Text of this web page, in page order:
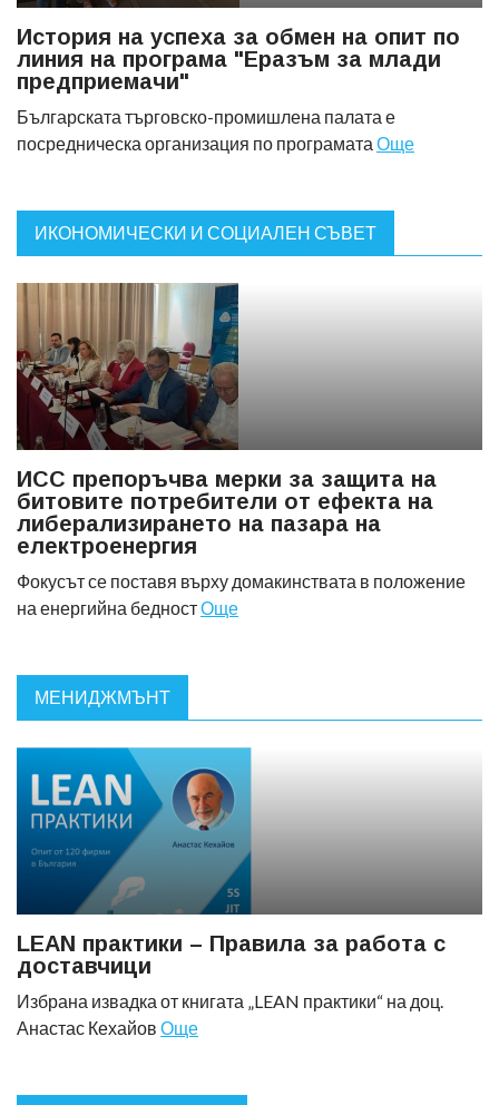
История на успеха за обмен на опит по
линия на програма "Еразъм за млади
предприемачи"
Българската търговско-промишлена палата е
посредническа организация по програмата Още
ИКОНОМИЧЕСКИ И СОЦИАЛЕН СЪВЕТ
ИСС препоръчва мерки за защита на
битовите потребители от ефекта на
либерализирането на пазара на
електроенергия
Фокусът се поставя върху домакинствата в положение
на енергийна бедностОще
МЕНИДЖМЪНТ
LEAN практики – Правила за работа с
доставчици
Избрана извадка от книгата „LEAN практики“ на доц.
Анастас Кехайов Още